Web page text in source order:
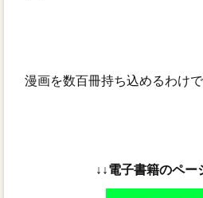
漫画を数百冊持ち込めるわけで
↓↓電子書籍のペー